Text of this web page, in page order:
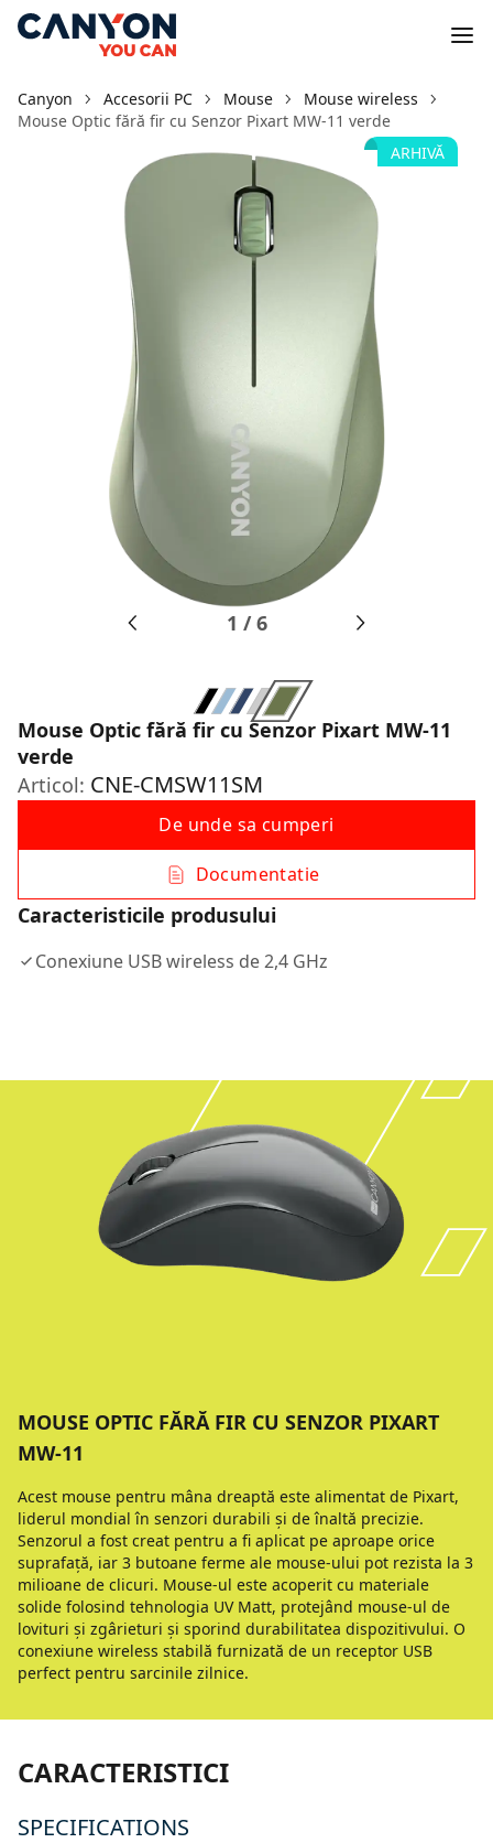
Canyon Accesorii PC Mouse
Mouse wireless
Mouse Optic fără fir cu Senzor Pixart MW-11 verde
ARHIVĂ
1 /6
Mouse Optic fără fir cu Senzor Pixart MW-11
verde
Articol: CNE-CMSW11SM
De unde sa cumperi
Documentatie
Caracteristicile produsului
Conexiune USB wireless de 2,4 GHz
MOUSE OPTIC FĂRĂ FIR CU SENZOR PIXART
MW-11
Acest mouse pentru mâna dreaptă este alimentat de Pixart,
liderul mondial în senzori durabili și de înaltă precizie.
Senzorul a fost creat pentru a fi aplicat pe aproape orice
suprafață, iar 3 butoane ferme ale mouse-ului pot rezista la 3
milioane de clicuri. Mouse-ul este acoperit cu materiale
solide folosind tehnologia UV Matt, protejând mouse-ul de
lovituri și zgârieturi și sporind durabilitatea dispozitivului. O
conexiune wireless stabilă furnizată de un receptor USB
perfect pentru sarcinile zilnice.
CARACTERISTICI
SPECIFICATIONS